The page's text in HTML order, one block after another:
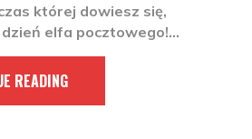
której dowiesz się,
elfa pocztowego!
READING